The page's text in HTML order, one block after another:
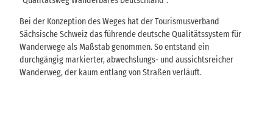
Bei der Konzeption des Weges hat der Tourismusverband
Sächsische Schweiz das führende deutsche Qualitätssystem für
Wanderwege als Maßstab genommen. So entstand ein
durchgängig markierter, abwechslungs- und aussichtsreicher
Wanderweg, der kaum entlang von Straßen verläuft.